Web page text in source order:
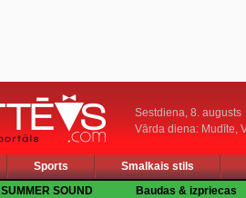
Sestdiena, 8. augusts
Vārda diena: Mudīte,
Sports
Smalkais stils
SUMMER SOUND Baudas & izpriecas